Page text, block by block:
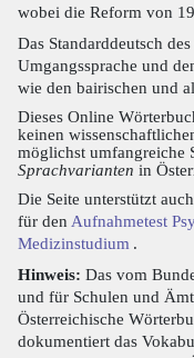
wobei die Reform von
Das Standarddeutsch
Umgangssprache und
wie den bairischen und
Dieses Online
keinen
möglichst umfangreiche
Sprachvarianten in
Die Seite unterstützt
für den Aufnahmetest
Medizinstudium .
Hinweis: Das vom
und für Schulen und
Österreichische
dokumentiert das